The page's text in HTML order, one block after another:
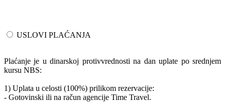
USLOVI PLAĆANJA
Plaćanje je u dinarskoj protivvrednosti na dan uplate po srednjem
kursu NBS:
1) Uplata u celosti (100%) prilikom rezervacije:
- Gotovinski ili na račun agencije Time Travel.